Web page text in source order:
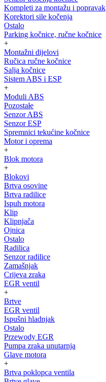
Kompleti za montažu i popravak
Korektori sile kočenja
Ostalo
Parking kočnice, ručne kočnice
+
Montažni dijelovi
Ručica ručne kočnice
Salja kočnice
Sistem ABS i ESP
+
Moduli ABS
Pozostałe
Senzor ABS
Senzor ESP
Spremnici tekućine kočnice
Motor i oprema
+
Blok motora
+
Blokovi
Brtva osovine
Brtva radilice
Ispuh motora
Klip
Klipnjača
Ojnica
Ostalo
Radilica
Senzor radilice
Zamašnjak
Crijeva zraka
EGR ventil
+
Brtve
EGR ventil
Ispušni hladnjak
Ostalo
Przewody EGR
Pumpa zraka unutarnja
Glave motora
+
Brtva poklopca ventila